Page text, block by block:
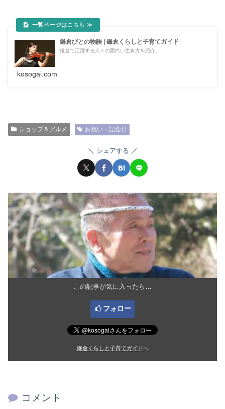
鎌倉びとの物語 | 鎌倉くらしと子育てガイド
鎌倉で活躍する人々の面白い生き方を紹介。
kosogai.com
ショップ＆グルメ お祝い・記念日
シェアする
この記事が気に入ったら…
フォロー
鎌倉くらしと子育てガイドへ
コメント